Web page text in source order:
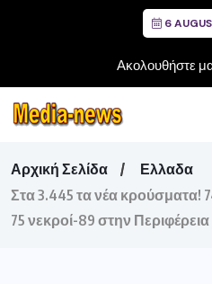
6
Ακολουθήστε
Αρχική Σελίδα
Ελλαδα
Στα 3.445 τα νέα κρούσματα!
75 νεκροί-89 στην Περιφέρεια